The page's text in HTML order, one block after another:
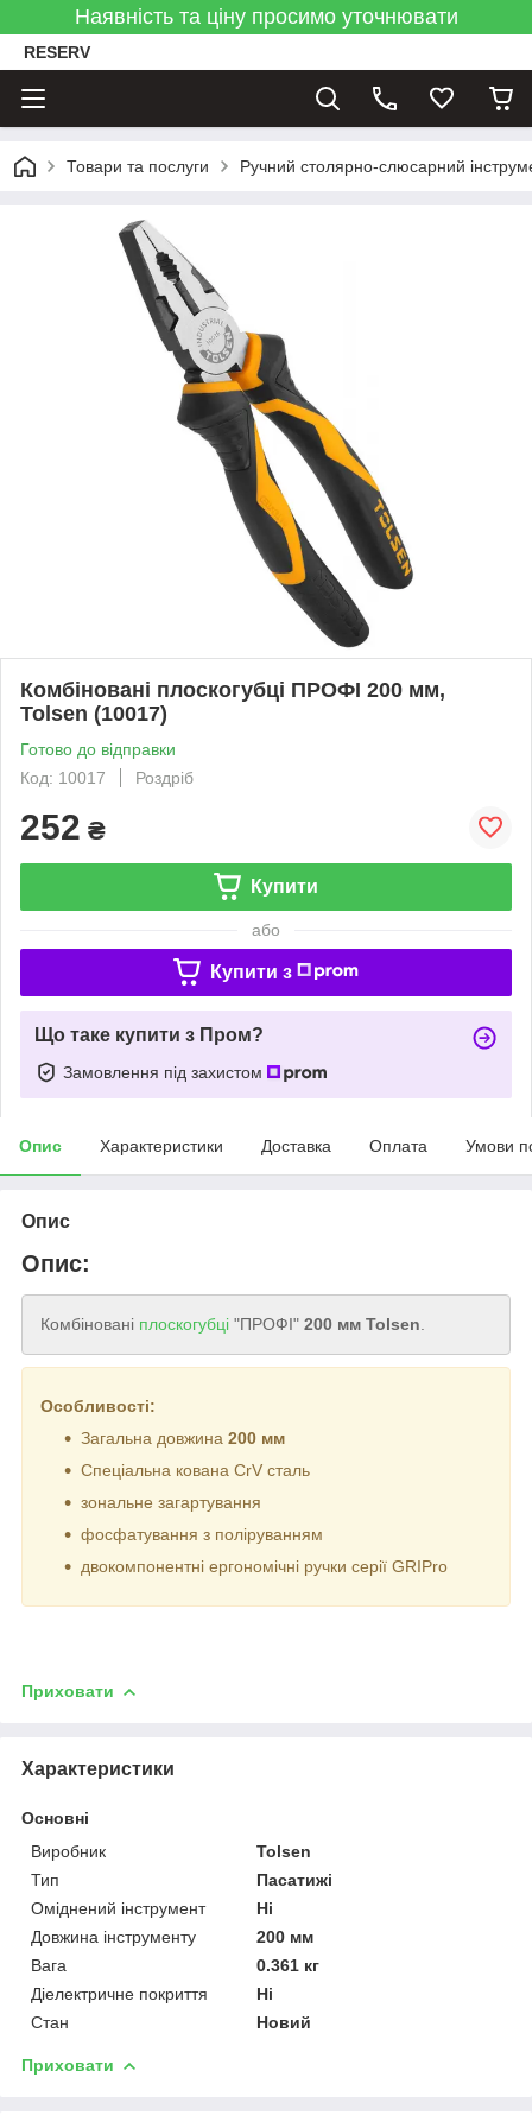
Наявність та ціну просимо уточнювати
RESERV
Товари та послуги Ручний столярно-слюсарний
Комбіновані плоскогубці ПРОФІ 200 мм,
Tolsen (10017)
Готово до відправки
Код: 10017
Роздріб
252 ₴
Купити
або
Купити з
Що таке купити з Пром?
Замовлення під захистом
Опис Характеристики Доставка Оплата Умови
Опис
Опис:
Комбіновані плоскогубці "ПРОФІ" 200 мм Tolsen.
Особливості:
Загальна довжина 200 мм
Спеціальна кована CrV сталь
зональне загартування
фосфатування з поліруванням
двокомпонентні ергономічні ручки серії GRIPro
Приховати
Характеристики
Основні
Виробник
Tolsen
Тип
Пасатижі
Оміднений інструмент
Ні
Довжина інструменту
200 мм
Вага
0.361 кг
Діелектричне покриття
Ні
Стан
Новий
Приховати